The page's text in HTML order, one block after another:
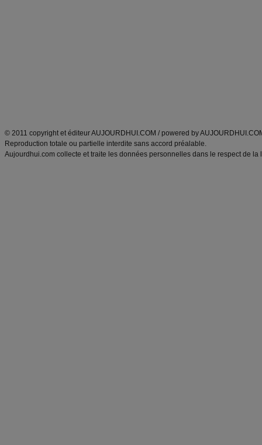
© 2011 copyright et éditeur AUJOURDHUI.COM / powered by
Reproduction totale ou partielle interdite sans accord préalable.
Aujourdhui.com collecte et traite les données personnelles dans le respect de